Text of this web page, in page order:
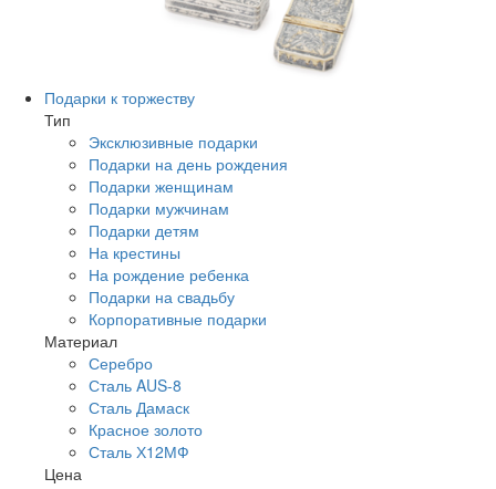
Подарки к торжеству
Тип
Эксклюзивные подарки
Подарки на день рождения
Подарки женщинам
Подарки мужчинам
Подарки детям
На крестины
На рождение ребенка
Подарки на свадьбу
Корпоративные подарки
Материал
Серебро
Сталь AUS-8
Сталь Дамаск
Красное золото
Сталь Х12МФ
Цена